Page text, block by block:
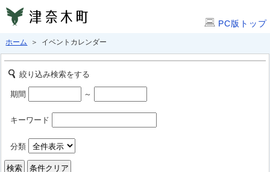
PC版トップ
ホーム ＞ イベントカレンダー
絞り込み検索をする
期間 ～
キーワード
分類